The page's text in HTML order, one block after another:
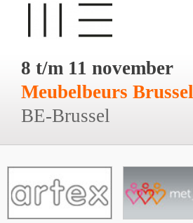
8 t/m 11 november
Meubelbeurs Brussel
BE-Brussel